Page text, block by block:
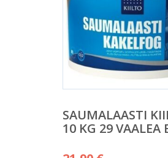
SAUMALAASTI
10 KG 29 VAALEA